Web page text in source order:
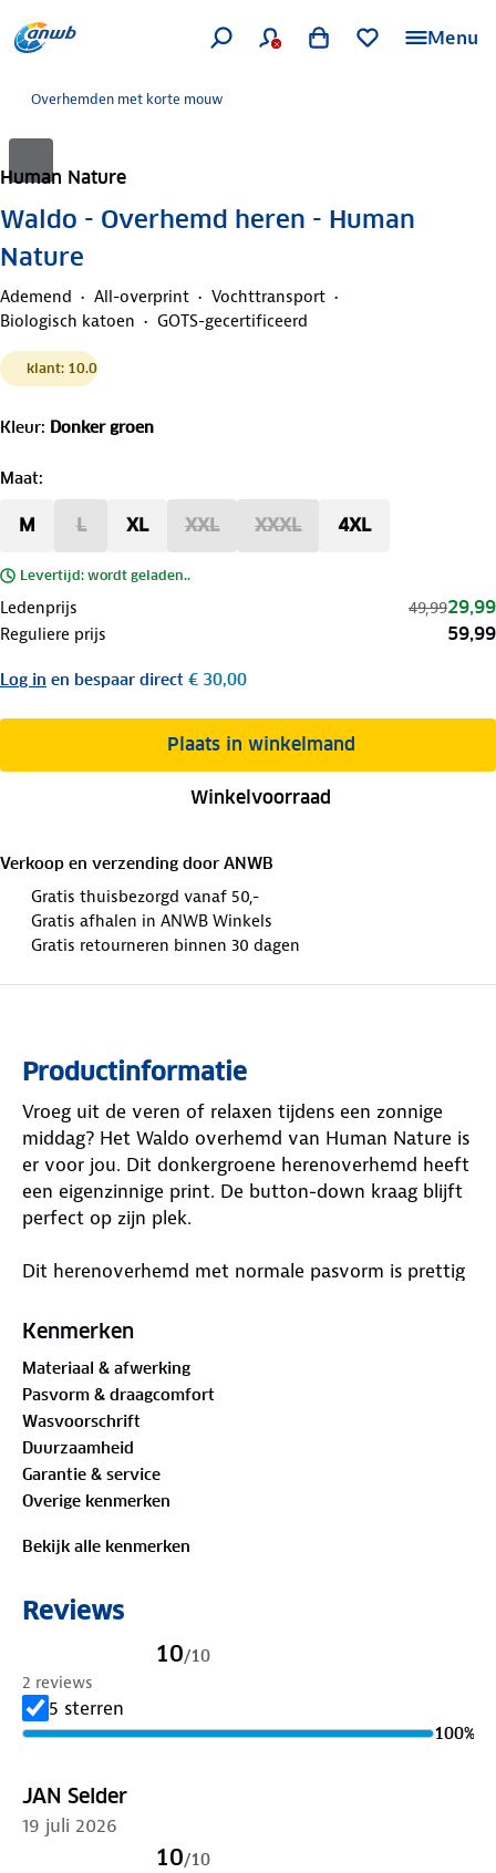
Menu
Overhemden met korte mouw
Human Nature
Waldo - Overhemd heren - Human
Nature
Ademend All-overprint
Vochttransport
Biologisch katoen
GOTS-gecertificeerd
klant: 10.0
Kleur: Donker groen
Maat:
M L XL XXL XXXL 4XL
Levertijd: wordt geladen..
Ledenprijs 49,9929,99
Reguliere prijs 59,99
Log in en bespaar direct € 30,00
Plaats in winkelmand
Winkelvoorraad
Verkoop en verzending door ANWB
Gratis thuisbezorgd vanaf 50,-
Gratis afhalen in ANWB Winkels
Gratis retourneren binnen 30 dagen
Productinformatie
Vroeg uit de veren of relaxen tijdens een zonnige
middag? Het Waldo overhemd van Human Nature is
er voor jou. Dit donkergroene herenoverhemd heeft
een eigenzinnige print. De button-down kraag blijft
perfect op zijn plek.
Dit herenoverhemd met normale pasvorm is prettig
vocht goed af en houdt je comfortabel. Bewuste
gecertificeerd. GOTS staat voor Global Organic
Textile Standard, een wereldwijd erkende norm voor
biologische vezels.
Struin je door de natuur, fiets je langs kabbelende
beekjes of geniet je van een ijskoud drankje op het
terras? Met het Waldo overhemd maak je van elk
Materiaal:
biologisch katoen
Is je kleding aan vervanging toe? Lever het in bij
onze winkels. Wij geven er een nieuwe bestemming
Kenmerken
Materiaal & afwerking
Pasvorm & draagcomfort
Wasvoorschrift
Duurzaamheid
Garantie & service
Overige kenmerken
Bekijk alle kenmerken
Reviews
10/10
2 reviews
5 sterren
100%
JAN Selder
19 juli 2026
10/10